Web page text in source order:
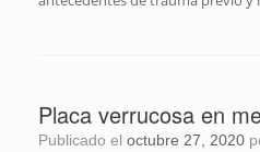
Placa verrucosa en
Publicado el octubre 27, 2020